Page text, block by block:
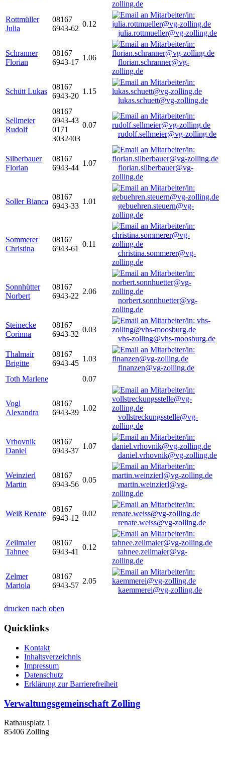
zolling.de
Rottmüller
Julia
08167
6943-62
0.12
julia.rottmueller@vg-zolling.de
Schranner
Florian
08167
6943-17
1.06
florian.schranner@vg-
zolling.de
Schütt Lukas
08167
6943-20
1.15
lukas.schuett@vg-zolling.de
Sellmeier
Rudolf
08167
6943-43
0171
3032403
0.07
rudolf.sellmeier@vg-zolling.de
Silberbauer
Florian
08167
6943-44
1.07
florian.silberbauer@vg-
zolling.de
Soller Bianca
08167
6943-33
1.01
gebuehren.steuern@vg-
zolling.de
Sommerer
Christina
08167
6943-61
0.11
christina.sommerer@vg-
zolling.de
Sonnhütter
Norbert
08167
6943-22
2.06
norbert.sonnhuetter@vg-
zolling.de
Steinecke
Corinna
08167
6943-32
0.03
vhs-zolling@vhs-moosburg.de
Thalmair
Brigitte
08167
6943-45
1.03
finanzen@vg-zolling.de
Toth Marlene
0.07
Vogl
Alexandra
08167
6943-39
1.02
vollstreckungsstelle@vg-
zolling.de
Vrhovnik
Daniel
08167
6943-37
1.07
daniel.vrhovnik@vg-zolling.de
Weinzierl
Martin
08167
6943-56
0.05
martin.weinzierl@vg-
zolling.de
Weiß Renate
08167
6943-12
0.02
renate.weiss@vg-zolling.de
Zeilmaier
Tahnee
08167
6943-41
0.12
tahnee.zeilmaier@vg-
zolling.de
Zelmer
Mariola
08167
6943-57
2.05
kaemmerei@vg-zolling.de
drucken nach oben
Quicklinks
Kontakt
Inhaltsverzeichnis
Impressum
Datenschutz
Erklärung zur Barrierefreiheit
Verwaltungsgemeinschaft Zolling
Rathausplatz 1
85406 Zolling